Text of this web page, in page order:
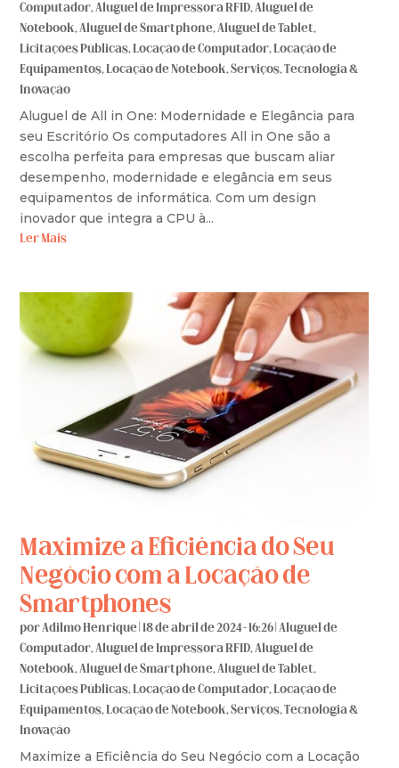
Computador,Aluguel de Impressora RFID,Aluguel de
Notebook,Aluguel de Smartphone,Aluguel de Tablet,
Licitações Públicas,Locação de Computador,Locação de
Equipamentos,Locação de Notebook,Serviços,Tecnologia &
Inovação
Aluguel de All in One: Modernidade e Elegância para
seu Escritório Os computadores All in One são a
escolha perfeita para empresas que buscam aliar
desempenho, modernidade e elegância em seus
equipamentos de informática. Com um design
inovador que integra a CPU à...
Ler Mais
Maximize a Eficiência do Seu
Negócio com a Locação de
Smartphones
porAdilmo Henrique| 18 de abril de 2024 - 16:26|Aluguel de
Computador,Aluguel de Impressora RFID,Aluguel de
Notebook,Aluguel de Smartphone,Aluguel de Tablet,
Licitações Públicas,Locação de Computador,Locação de
Equipamentos,Locação de Notebook,Serviços,Tecnologia &
Inovação
Maximize a Eficiência do Seu Negócio com a Locação